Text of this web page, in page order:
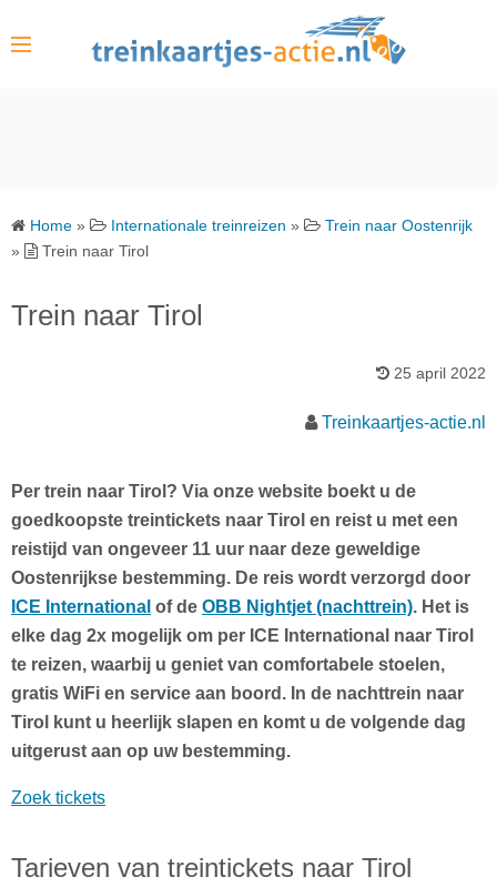
Home » Internationale treinreizen »
Trein naar Oostenrijk
»
Trein naar Tirol
Trein naar Tirol
25 april 2022
Treinkaartjes-actie.nl
Per trein naar Tirol? Via onze website boekt u de
goedkoopste treintickets naar Tirol en reist u met een
reistijd van ongeveer 11 uur naar deze geweldige
Oostenrijkse bestemming. De reis wordt verzorgd door
ICE International of de OBB Nightjet (nachttrein). Het is
elke dag 2x mogelijk om per ICE International naar Tirol
te reizen, waarbij u geniet van comfortabele stoelen,
gratis WiFi en service aan boord. In de nachttrein naar
Tirol kunt u heerlijk slapen en komt u de volgende dag
uitgerust aan op uw bestemming.
Zoek tickets
Tarieven van treintickets naar Tirol